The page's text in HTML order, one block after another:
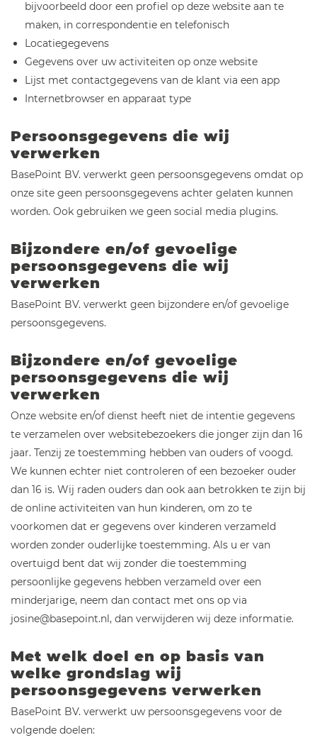
bijvoorbeeld door een profiel op deze website aan te
maken, in correspondentie en telefonisch
Locatiegegevens
Gegevens over uw activiteiten op onze website
Lijst met contactgegevens van de klant via een app
Internetbrowser en apparaat type
Persoonsgegevens die wij
verwerken
BasePoint BV. verwerkt geen persoonsgegevens omdat op
onze site geen persoonsgegevens achter gelaten kunnen
worden. Ook gebruiken we geen social media plugins.
Bijzondere en/of gevoelige
persoonsgegevens die wij
verwerken
BasePoint BV. verwerkt geen bijzondere en/of gevoelige
persoonsgegevens.
Bijzondere en/of gevoelige
persoonsgegevens die wij
verwerken
Onze website en/of dienst heeft niet de intentie gegevens
te verzamelen over websitebezoekers die jonger zijn dan 16
jaar. Tenzij ze toestemming hebben van ouders of voogd.
We kunnen echter niet controleren of een bezoeker ouder
dan 16 is. Wij raden ouders dan ook aan betrokken te zijn bij
de online activiteiten van hun kinderen, om zo te
voorkomen dat er gegevens over kinderen verzameld
worden zonder ouderlijke toestemming. Als u er van
overtuigd bent dat wij zonder die toestemming
persoonlijke gegevens hebben verzameld over een
minderjarige, neem dan contact met ons op via
josine@basepoint.nl, dan verwijderen wij deze informatie.
Met welk doel en op basis van
welke grondslag wij
persoonsgegevens verwerken
BasePoint BV. verwerkt uw persoonsgegevens voor de
volgende doelen: